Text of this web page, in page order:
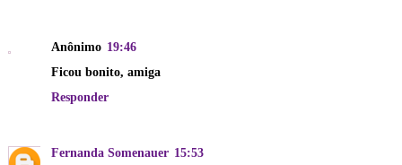
Anônimo 19:46
Ficou bonito, amiga
Responder
Fernanda Somenauer 15:53